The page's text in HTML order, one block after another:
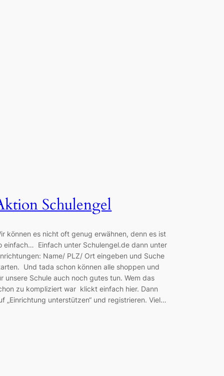
Schulengel
können es nicht oft genug erwähnen, denn es ist
einfach… Einfach unter Schulengel.de dann unter
Name/ PLZ/ Ort eingeben und Suche
Und tada schon können alle shoppen und
unsere Schule auch noch gutes tun. Wem das
zu kompliziert war klickt einfach hier. Dann
„Einrichtung unterstützen“ und registrieren. Viel…